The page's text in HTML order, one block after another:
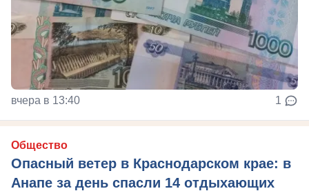
вчера в 13:40 1
Общество
Опасный ветер в Краснодарском крае: в
Анапе за день спасли 14 отдыхающих